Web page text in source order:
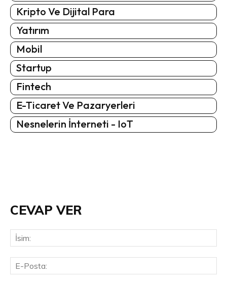
Kripto Ve Dijital Para
Yatırım
Mobil
Startup
Fintech
E-Ticaret Ve Pazaryerleri
Nesnelerin İnterneti - IoT
CEVAP VER